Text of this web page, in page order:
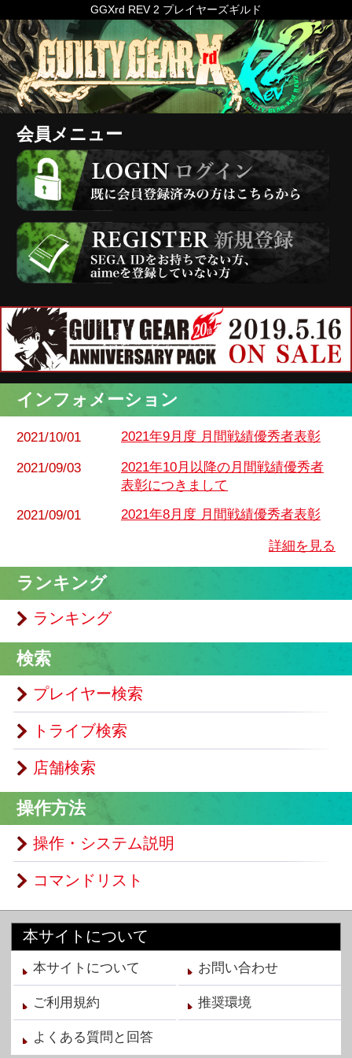
GGXrd REV 2 プレイヤーズギルド
会員メニュー
ログイン
会員登録
インフォメーション
2021/10/01 2021年9月度 月間戦績優秀者表彰
2021/09/03 2021年10月以降の月間戦績優秀者
表彰につきまして
2021/09/01 2021年8月度 月間戦績優秀者表彰
ランキング
ランキング
検索
トライブ検索
操作方法
操作・システム説明
コマンドリスト
本サイトについて
本サイトについて お問い合わせ
ご利用規約 推奨環境
よくある質問と回答
サイトTOPへ プロフィール
ログイン ランキング
(C) ARC SYSTEM WORKS